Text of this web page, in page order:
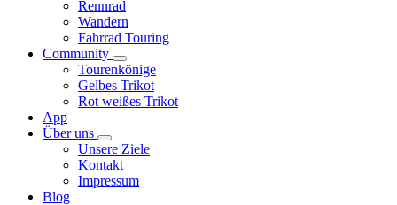
Rennrad
Wandern
Fahrrad Touring
Community
Tourenkönige
Gelbes Trikot
Rot weißes Trikot
App
Über uns
Unsere Ziele
Kontakt
Impressum
Blog